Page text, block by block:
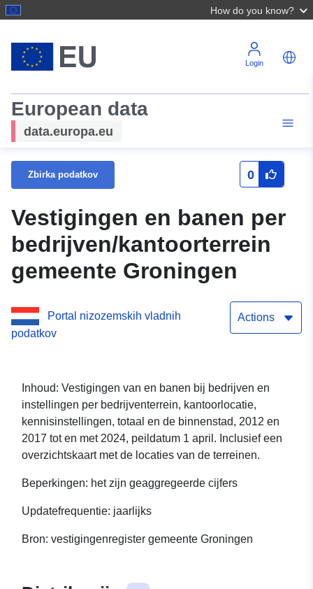
How do you know?
Login
European data
data.europa.eu
Zbirka podatkov 0
Vestigingen en banen per
bedrijven/kantoorterrein
gemeente Groningen
Portal nizozemskih vladnih
podatkov
Actions
Inhoud: Vestigingen van en banen bij bedrijven en
instellingen per bedrijventerrein, kantoorlocatie,
kennisinstellingen, totaal en de binnenstad, 2012 en
2017 tot en met 2024, peildatum 1 april. Inclusief een
overzichtskaart met de locaties van de terreinen.
Beperkingen: het zijn geaggregeerde cijfers
Updatefrequentie: jaarlijks
Bron: vestigingenregister gemeente Groningen